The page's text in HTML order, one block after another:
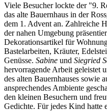
Viele Besucher lockte der "9.
das alte Bauernhaus in der
dem 1. Advent an. Zahlreiche
der nahen Umgebung
Dekorationsartikel für
Bastelarbeiten, Kräuter,
Genüsse. Sabine und Siegried
hervorragende Arbeit geleistet
des alten Bauernhauses sowie
ansprechendes Ambiente
den kleinen Besuchern und
Gedichte. Für jedes Kind hatte